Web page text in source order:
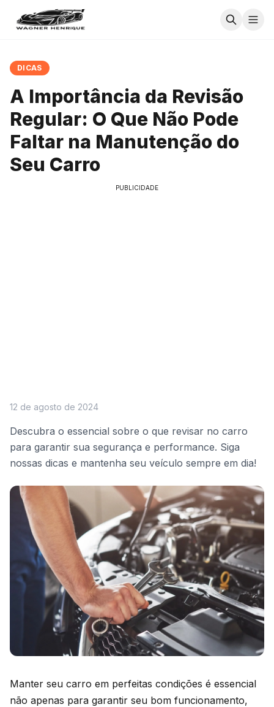
DICAS
A Importância da Revisão
Regular: O Que Não Pode
Faltar na Manutenção do
Seu Carro
PUBLICIDADE
12 de agosto de 2024
Descubra o essencial sobre o que revisar no carro
para garantir sua segurança e performance. Siga
nossas dicas e mantenha seu veículo sempre em dia!
Manter seu carro em perfeitas condições é essencial
não apenas para garantir seu bom funcionamento,